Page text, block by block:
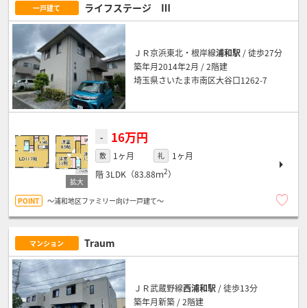
一戸建て ライフステージ Ⅲ
ＪＲ京浜東北・根岸線浦和駅 / 徒歩27分
築年月2014年2月 / 2階建
埼玉県さいたま市南区大谷口1262-7
- 16万円
敷 1ヶ月 礼
1ヶ月
階3LDK（83.88ｍ2）
～浦和地区ファミリー向け一戸建て～
マンション Traum
ＪＲ武蔵野線西浦和駅 / 徒歩13分
築年月新築 / 2階建